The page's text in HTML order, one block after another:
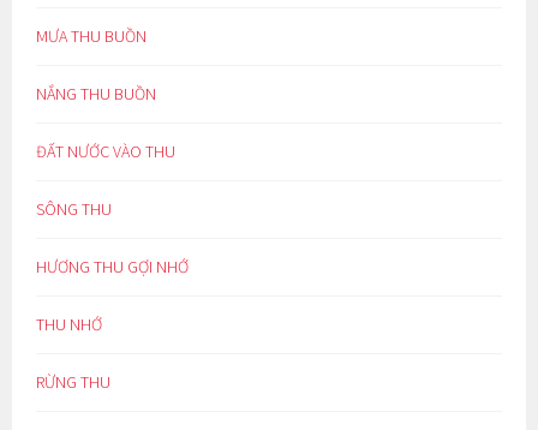
MƯA THU BUỒN
NẮNG THU BUỒN
ĐẤT NƯỚC VÀO THU
SÔNG THU
HƯƠNG THU GỢI NHỚ
THU NHỚ
RỪNG THU